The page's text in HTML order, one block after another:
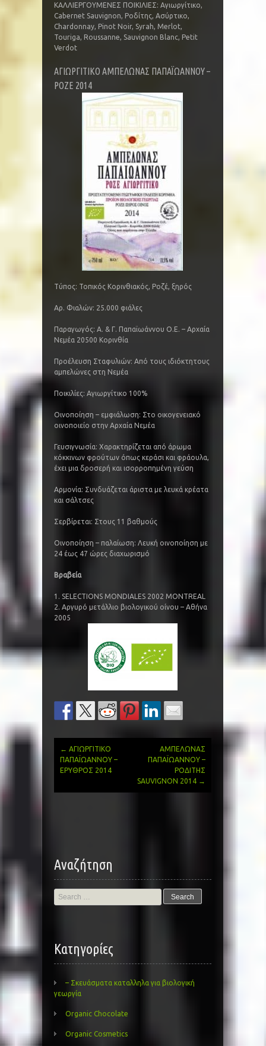
ΚΑΛΛΙΕΡΓΟΥΜΕΝΕΣ ΠΟΙΚΙΛΙΕΣ: Αγιωργίτικο,
Cabernet Sauvignon, Ροδίτης, Ασύρτικο,
Chardonnay, Pinot Noir, Syrah, Merlot,
Touriga, Roussanne, Sauvignon Blanc, Petit
Verdot
ΑΓΙΩΡΓΙΤΙΚΟ ΑΜΠΕΛΩΝΑΣ ΠΑΠΑΪΩΑΝΝΟΥ –
ΡΟΖΕ 2014
Τύπος: Τοπικός Κορινθιακός, Ροζέ, ξηρός
Αρ. Φιαλών: 25.000 φιάλες
Παραγωγός: Α. & Γ. Παπαϊωάννου Ο.Ε. – Αρχαία
Νεμέα 20500 Κορινθία
Προέλευση Σταφυλιών: Από τους ιδιόκτητους
αμπελώνες στη Νεμέα
Ποικιλίες: Αγιωργίτικο 100%
Οινοποίηση – εμφιάλωση: Στο οικογενειακό
οινοποιείο στην Αρχαία Νεμέα
Γευσιγνωσία: Χαρακτηρίζεται από άρωμα
κόκκινων φρούτων όπως κεράσι και φράουλα,
έχει μια δροσερή και ισορροπημένη γεύση
Αρμονία: Συνδυάζεται άριστα με λευκά κρέατα
και σάλτσες
Σερβίρεται: Στους 11 βαθμούς
Οινοποίηση – παλαίωση: Λευκή οινοποίηση με
24 έως 47 ώρες διαχωρισμό
Βραβεία
1. SELECTIONS MONDIALES 2002 MONTREAL
2. Αργυρό μετάλλιο βιολογικού οίνου – Αθήνα
2005
Post
← ΑΓΙΩΡΓΙΤΙΚΟ
ΠΑΠΑΪΩΑΝΝΟΥ –
ΕΡΥΘΡΟΣ 2014
ΑΜΠΕΛΩΝΑΣ
ΠΑΠΑΪΩΑΝΝΟΥ –
ΡΟΔΙΤΗΣ
SAUVIGNON 2014 →
Αναζήτηση
Search
for:
Kατηγορίες
– Σκευάσματα καταλληλα για βιολογική
γεωργία
Organic Chocolate
Organic Cosmetics